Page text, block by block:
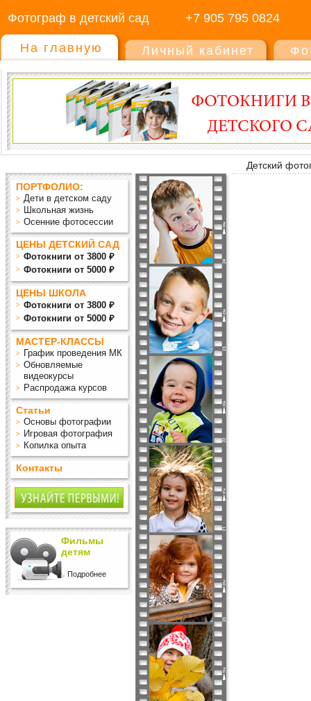
Фотограф в детский сад +7 905 795 0824
На главную Личный кабинет
Детский
ПОРТФОЛИО:
Дети в детском саду
Школьная жизнь
Осенние фотосессии
ЦЕНЫ ДЕТСКИЙ САД
Фотокниги от 3800 ₽
Фотокниги от 5000 ₽
ЦЕНЫ ШКОЛА
Фотокниги от 3800 ₽
Фотокниги от 5000 ₽
МАСТЕР-КЛАССЫ
График проведения МК
Обновляемые
видеокурсы
Распродажа курсов
Статьи
Основы фотографии
Игровая фотография
Копилка опыта
Контакты
Фильмы
детям
Подробнее